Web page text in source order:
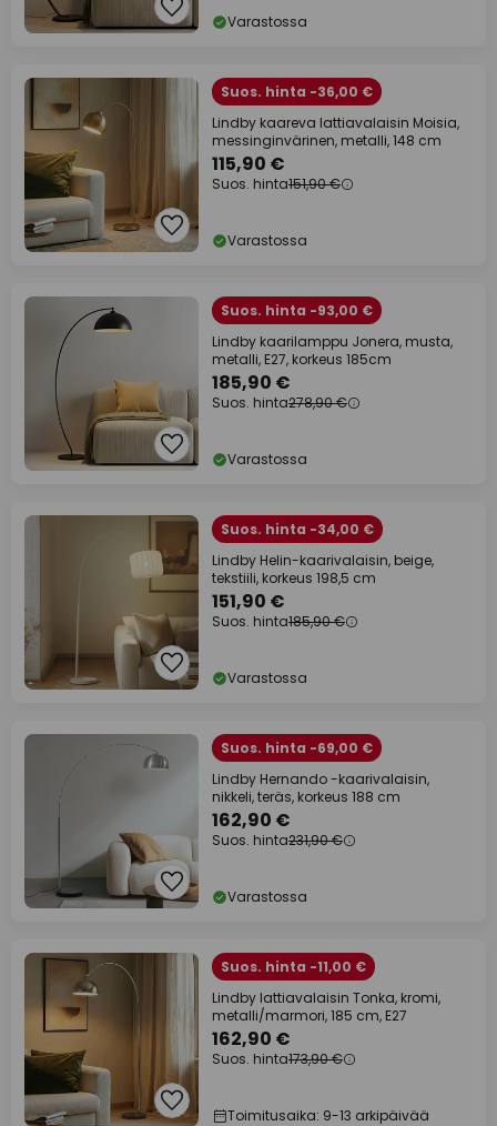
Varastossa
Suos. hinta -36,00 €
Lindby kaareva lattiavalaisin Moisia,
messinginvärinen, metalli, 148 cm
115,90 €
Suos. hinta151,90 €
Varastossa
Suos. hinta -93,00 €
Lindby kaarilamppu Jonera, musta,
metalli, E27, korkeus 185cm
185,90 €
Suos. hinta278,90 €
Varastossa
Suos. hinta -34,00 €
Lindby Helin-kaarivalaisin, beige,
tekstiili, korkeus 198,5 cm
151,90 €
Suos. hinta185,90 €
Varastossa
Suos. hinta -69,00 €
Lindby Hernando -kaarivalaisin,
nikkeli, teräs, korkeus 188 cm
162,90 €
Suos. hinta231,90 €
Varastossa
Suos. hinta -11,00 €
Lindby lattiavalaisin Tonka, kromi,
metalli/marmori, 185 cm, E27
162,90 €
Suos. hinta173,90 €
Toimitusaika: 9-13 arkipäivää